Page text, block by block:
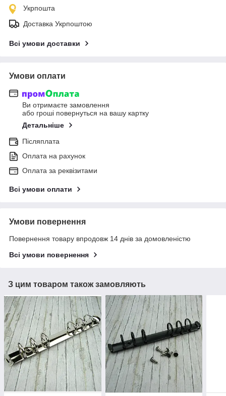
Укрпошта
Доставка Укрпоштою
Всі умови доставки
Умови оплати
Ви отримаєте замовлення
або гроші повернуться на вашу картку
Детальніше
Післяплата
Оплата на рахунок
Оплата за реквізитами
Всі умови оплати
Умови повернення
Повернення товару впродовж 14 днів за домовленістю
Всі умови повернення
З цим товаром також замовляють